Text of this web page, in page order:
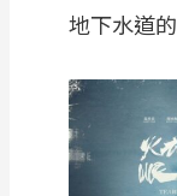
地下水道